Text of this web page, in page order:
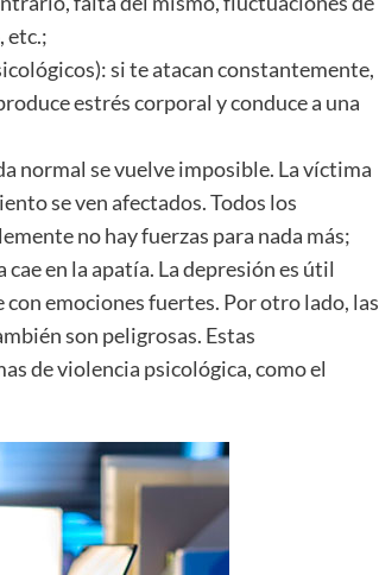
etc.;
si te atacan constantemente,
estrés corporal y conduce a una
normal se vuelve imposible. La víctima
se ven afectados. Todos los
no hay fuerzas para nada más;
en la apatía. La depresión es útil
con emociones fuertes. Por otro lado, las
son peligrosas. Estas
de violencia psicológica, como el